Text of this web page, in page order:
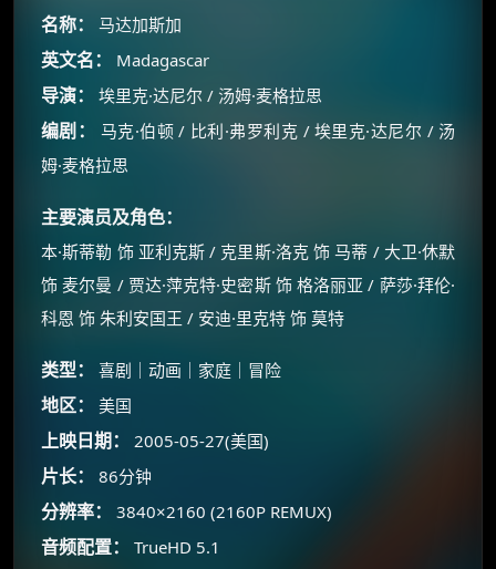
名称： 马达加斯加
英文名： Madagascar
导演： 埃里克·达尼尔 / 汤姆·麦格拉思
编剧：
马克·伯顿 / 比利·弗罗利克 / 埃里克·达尼尔 / 汤
姆·麦格拉思
主要演员及角色：
本·斯蒂勒 饰 亚利克斯 / 克里斯·洛克 饰 马蒂 / 大卫·休默
饰 麦尔曼 / 贾达·萍克特·史密斯 饰 格洛丽亚 / 萨莎·拜伦·
科恩 饰 朱利安国王 / 安迪·里克特 饰 莫特
类型： 喜剧｜动画｜家庭｜冒险
地区： 美国
上映日期： 2005-05-27(美国)
片长： 86分钟
分辨率： 3840×2160 (2160P REMUX)
音频配置： TrueHD 5.1